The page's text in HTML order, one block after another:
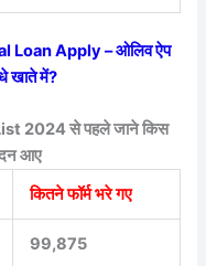
Loan Apply – ओलिव ऐप
खाते में?
2024 से पहले जाने किस
आए
कितने फॉर्म भरे गए
99,875